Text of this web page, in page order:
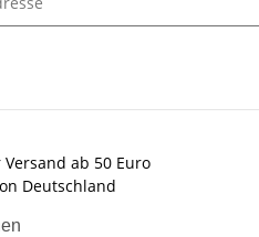
Versand ab 50 Euro
Deutschland